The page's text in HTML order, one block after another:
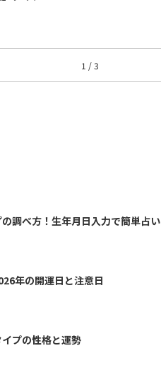
1 / 3
調べ方！生年月日入力で簡単占い
年の開運日と注意日
プの性格と運勢